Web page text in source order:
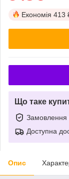
Економія 413
Що таке
Замовлення
Доступна
Опис